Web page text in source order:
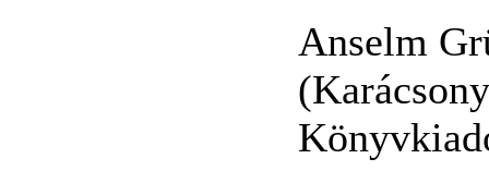
Anselm